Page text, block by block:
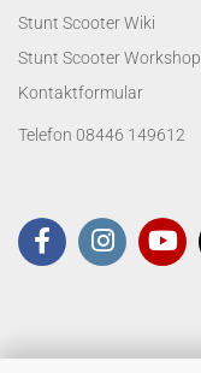
Stunt Scooter Wiki
Stunt Scooter Workshop
Kontaktformular
Telefon 08446 149612